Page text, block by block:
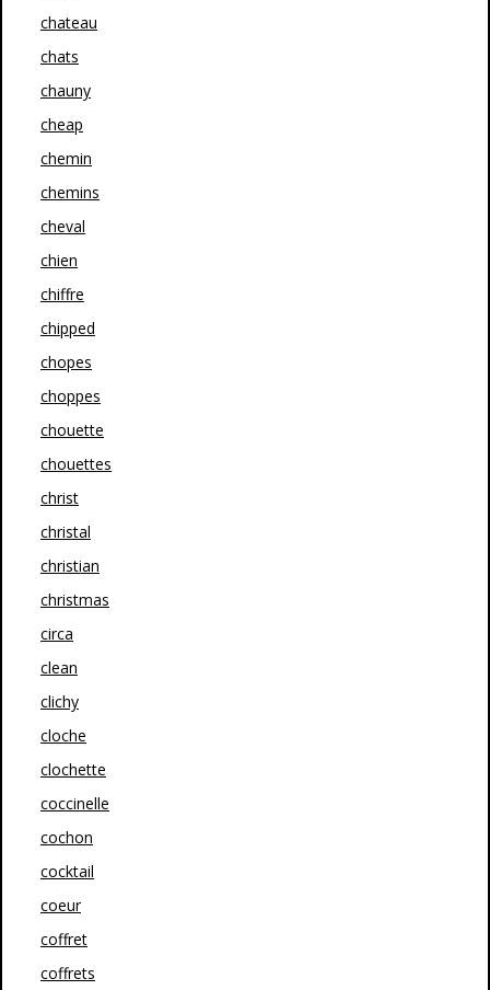
chateau
chats
chauny
cheap
chemin
chemins
cheval
chien
chiffre
chipped
chopes
choppes
chouette
chouettes
christ
christal
christian
christmas
circa
clean
clichy
cloche
clochette
coccinelle
cochon
cocktail
coeur
coffret
coffrets